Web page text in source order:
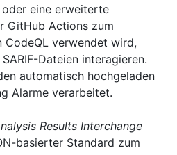
eine erweiterte
GitHub Actions zum
CodeQL verwendet wird,
Dateien interagieren.
automatisch hochgeladen
Alarme verarbeitet.
Results Interchange
basierter Standard zum